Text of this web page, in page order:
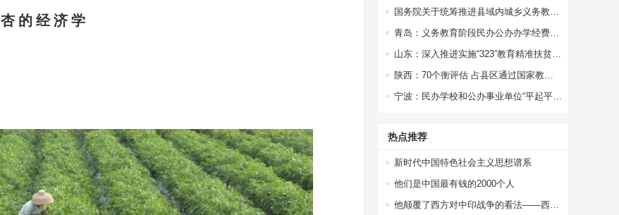
杏 的 经 济 学
国务院关于统筹推进县域内城乡义务教育一体化改革发展的若干意见
青岛：义务教育阶段民办公办办学经费一视同仁
山东：深入推进实施“323”教育精准扶贫工程
陕西：70个衡评估 占县区通过国家教育均比65.4%
宁波：民办学校和公办事业单位“平起平坐”
热点推荐
新时代中国特色社会主义思想谱系
他们是中国最有钱的2000个人
他颠覆了西方对中印战争的看法——西方权威专家站出来为中国说话了